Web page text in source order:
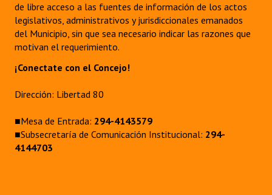
de libre acceso a las fuentes de información de los actos
legislativos, administrativos y jurisdiccionales emanados
del Municipio, sin que sea necesario indicar las razones que
motivan el requerimiento.
¡Conectate con el Concejo!
Dirección: Libertad 80
■Mesa de Entrada: 294-4143579
■Subsecretaría de Comunicación Institucional: 294-
4144703